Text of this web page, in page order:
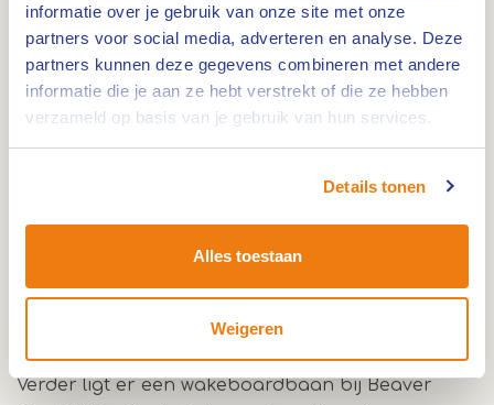
informatie over je gebruik van onze site met onze
partners voor social media, adverteren en analyse. Deze
partners kunnen deze gegevens combineren met andere
informatie die je aan ze hebt verstrekt of die ze hebben
verzameld op basis van je gebruik van hun services.
Details tonen
Alles toestaan
Weigeren
Solar festival plaats.
Aan de Noorderplas ligt ook Area X, dit is een
waterrecreatiegebied met veel verschillende
voorzieningen. Zo is er een dagstrand genaamd
niet welkom. Maar daar hebben ze Doggy Beach
voor, dit is het eerste hondenstrand van Limburg.
Honden en hun baasjes zijn hier van harte
Verder ligt er een wakeboardbaan bij Beaver